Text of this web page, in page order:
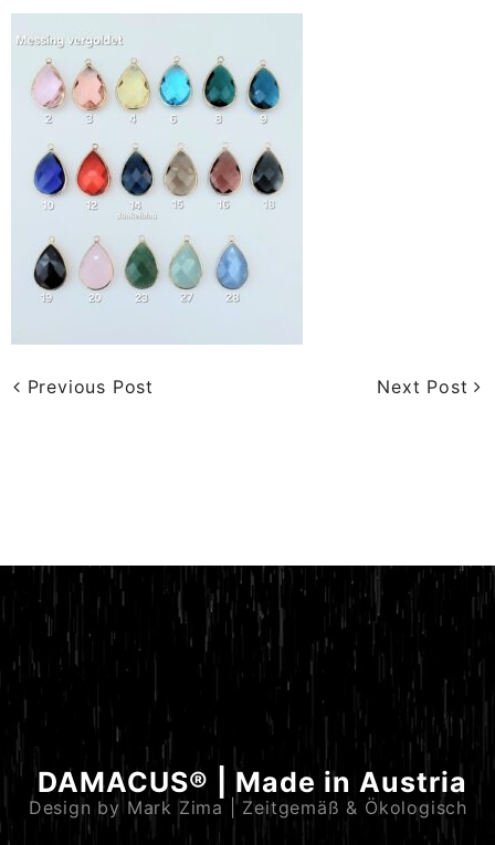
Previous Post Next Post
DAMACUS® | Made in Austria
Design by Mark Zima | Zeitgemäß & Ökologisch